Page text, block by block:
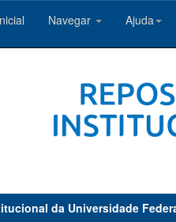
Navegar Ajuda
da Universidade